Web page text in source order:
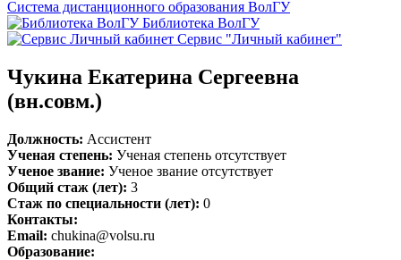
Система дистанционного образования ВолГУ
Библиотека ВолГУ
Сервис "Личный кабинет"
Чукина Екатерина Сергеевна
(вн.совм.)
Должность: Ассистент
Ученая степень: Ученая степень отсутствует
Ученое звание: Ученое звание отсутствует
Общий стаж (лет): 3
Стаж по специальности (лет): 0
Контакты:
Email: chukina@volsu.ru
Образование: